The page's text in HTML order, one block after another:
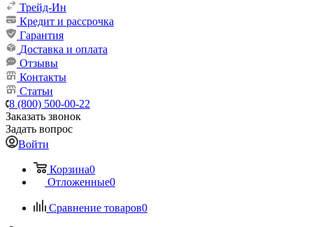
Трейд-Ин
Кредит и рассрочка
Гарантия
Доставка и оплата
Отзывы
Контакты
Статьи
8 (800) 500-00-22
Заказать звонок
Задать вопрос
Войти
Корзина0
Отложенные0
Сравнение товаров0